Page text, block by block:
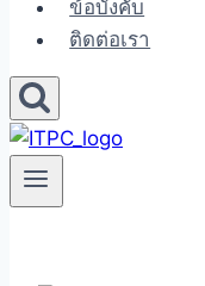
ข้อบังคับ
ติดต่อเรา